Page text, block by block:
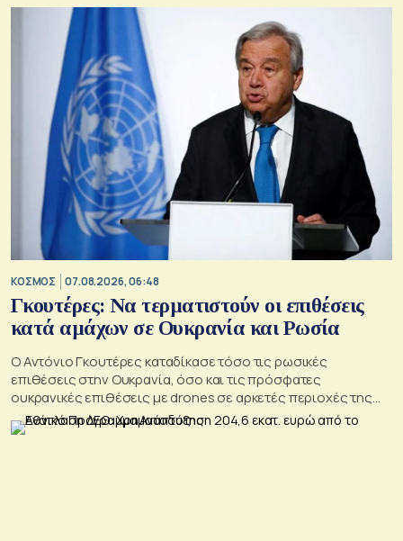
ΚΟΣΜΟΣ 07.08.2026, 06:48
Γκουτέρες: Να τερματιστούν οι επιθέσεις
κατά αμάχων σε Ουκρανία και Ρωσία
Ο Αντόνιο Γκουτέρες καταδίκασε τόσο τις ρωσικές
επιθέσεις στην Ουκρανία, όσο και τις πρόσφατες
ουκρανικές επιθέσεις με drones σε αρκετές περιοχές της
Ρωσίας, οι οποίες προκάλεσαν απώλειες μεταξύ αμάχων και
ζημιές σε μη στρατιωτικές υποδομές.